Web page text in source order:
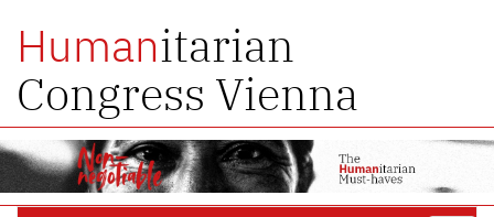
Humanitarian
Congress Vienna